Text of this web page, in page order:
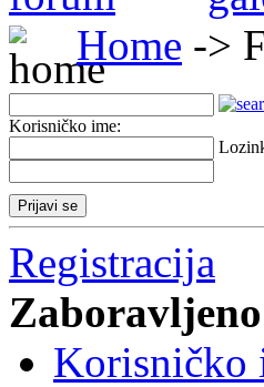
Home ->
Korisničko ime:
Registracija
Korisničko